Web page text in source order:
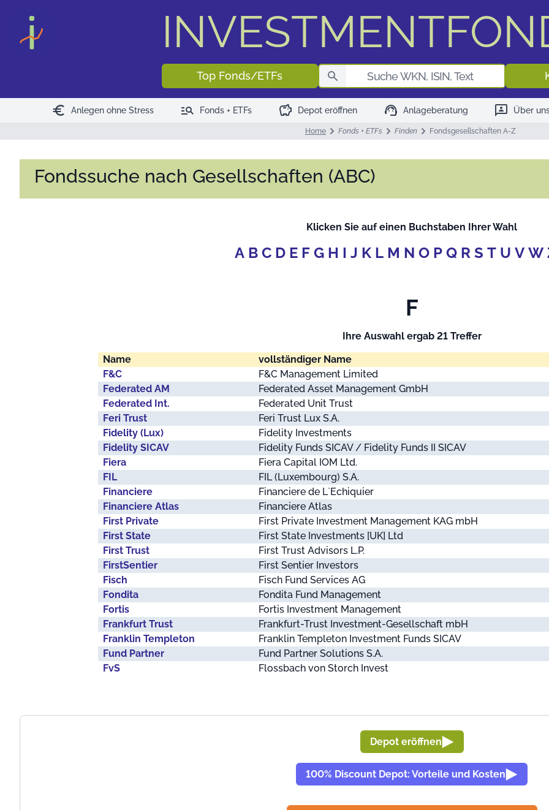
Top Fonds/ETFs
euro Anlegen ohne Stress manage_search Fonds + ETFs savings Depot eröffnen support_agent Anlageberatung 3p Über
Home Fonds + ETFs Finden Fondsgesellschaften A-Z
Fondssuche nach Gesellschaften (ABC)
Klicken Sie auf einen Buchstaben Ihrer Wahl
A B C D E F G H I J K L M N O P Q R S T U V W
F
Ihre Auswahl ergab 21 Treffer
Name
vollständiger Name
F&C
F&C Management Limited
Federated AM
Federated Asset Management GmbH
Federated Int.
Federated Unit Trust
Feri Trust
Feri Trust Lux S.A.
Fidelity (Lux)
Fidelity Investments
Fidelity SICAV
Fidelity Funds SICAV / Fidelity Funds II SICAV
Fiera
Fiera Capital IOM Ltd.
FIL
FIL (Luxembourg) S.A.
Financiere
Financiere de L`Echiquier
Financiere Atlas
Financiere Atlas
First Private
First Private Investment Management KAG mbH
First State
First State Investments [UK] Ltd
First Trust
First Trust Advisors L.P.
FirstSentier
First Sentier Investors
Fisch
Fisch Fund Services AG
Fondita
Fondita Fund Management
Fortis
Fortis Investment Management
Frankfurt Trust
Frankfurt-Trust Investment-Gesellschaft mbH
Franklin Templeton
Franklin Templeton Investment Funds SICAV
Fund Partner
Fund Partner Solutions S.A.
FvS
Flossbach von Storch Invest
Depot eröffnen
100% Discount Depot: Vorteile und Kosten